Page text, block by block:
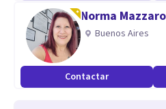
Norma
Buenos Aires
Contactar